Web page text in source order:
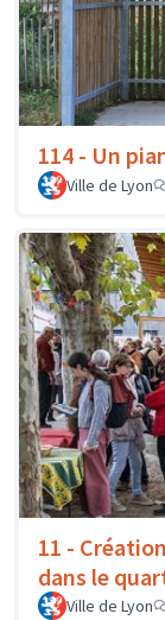
114 - Un
Ville de Lyon
11 -
dans le
Ville de Lyon